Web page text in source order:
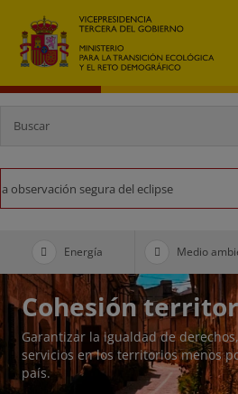
Ministerio para la
segura del eclipse
Energía Medio
Cohesión
Garantizar la igualdad de
servicios en los territorios menos
país.